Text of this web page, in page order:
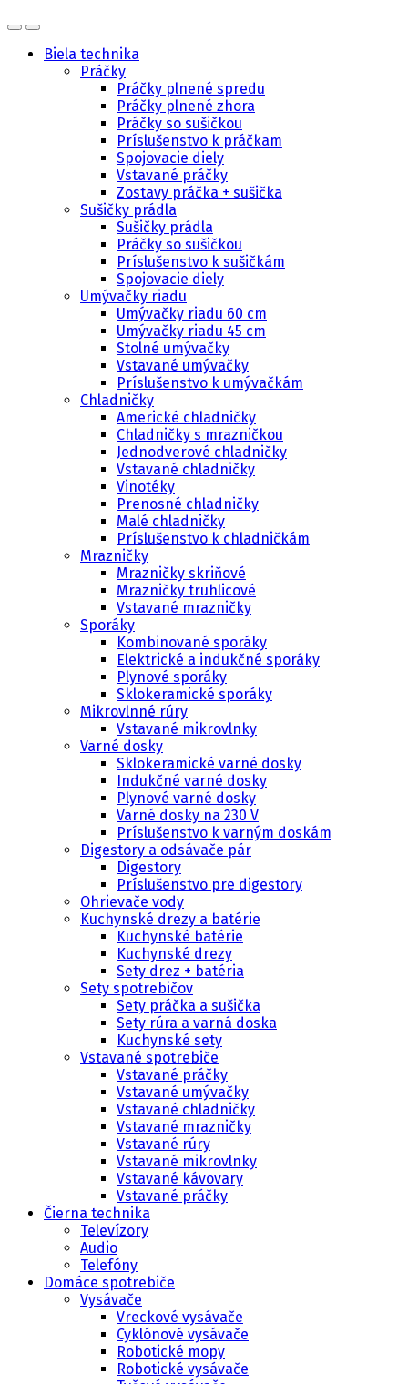
Biela technika
Práčky
Práčky plnené spredu
Práčky plnené zhora
Práčky so sušičkou
Príslušenstvo k práčkam
Spojovacie diely
Vstavané práčky
Zostavy práčka + sušička
Sušičky prádla
Sušičky prádla
Práčky so sušičkou
Príslušenstvo k sušičkám
Spojovacie diely
Umývačky riadu
Umývačky riadu 60 cm
Umývačky riadu 45 cm
Stolné umývačky
Vstavané umývačky
Príslušenstvo k umývačkám
Chladničky
Americké chladničky
Chladničky s mrazničkou
Jednodverové chladničky
Vstavané chladničky
Vinotéky
Prenosné chladničky
Malé chladničky
Príslušenstvo k chladničkám
Mrazničky
Mrazničky skriňové
Mrazničky truhlicové
Vstavané mrazničky
Sporáky
Kombinované sporáky
Elektrické a indukčné sporáky
Plynové sporáky
Sklokeramické sporáky
Mikrovlnné rúry
Vstavané mikrovlnky
Varné dosky
Sklokeramické varné dosky
Indukčné varné dosky
Plynové varné dosky
Varné dosky na 230 V
Príslušenstvo k varným doskám
Digestory a odsávače pár
Digestory
Príslušenstvo pre digestory
Ohrievače vody
Kuchynské drezy a batérie
Kuchynské batérie
Kuchynské drezy
Sety drez + batéria
Sety spotrebičov
Sety práčka a sušička
Sety rúra a varná doska
Kuchynské sety
Vstavané spotrebiče
Vstavané práčky
Vstavané umývačky
Vstavané chladničky
Vstavané mrazničky
Vstavané rúry
Vstavané mikrovlnky
Vstavané kávovary
Vstavané práčky
Čierna technika
Televízory
Audio
Telefóny
Domáce spotrebiče
Vysávače
Vreckové vysávače
Cyklónové vysávače
Robotické mopy
Robotické vysávače